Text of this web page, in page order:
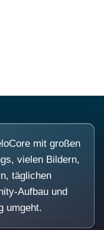
mit großen
vielen Bildern,
täglichen
Aufbau und
umgeht.